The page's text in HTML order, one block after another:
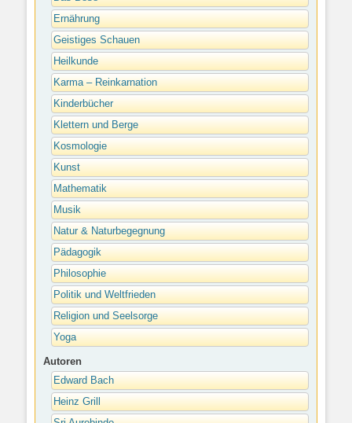
Ernährung
Geistiges Schauen
Heilkunde
Karma – Reinkarnation
Kinderbücher
Klettern und Berge
Kosmologie
Kunst
Mathematik
Musik
Natur & Naturbegegnung
Pädagogik
Philosophie
Politik und Weltfrieden
Religion und Seelsorge
Yoga
Autoren
Edward Bach
Heinz Grill